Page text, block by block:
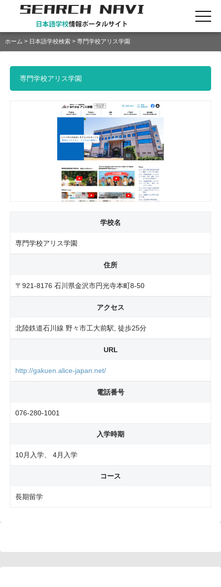
ホーム > 日本語学校検索 > 専門学校アリス学園
専門学校アリス学園
学校名
専門学校アリス学園
住所
〒921-8176 石川県金沢市円光寺本町8-50
アクセス
北陸鉄道石川線 野々市工大前駅, 徒歩25分
URL
http://gakuen.alice-japan.net/
電話番号
076-280-1001
入学時期
10月入学 4月入学
コース
長期留学